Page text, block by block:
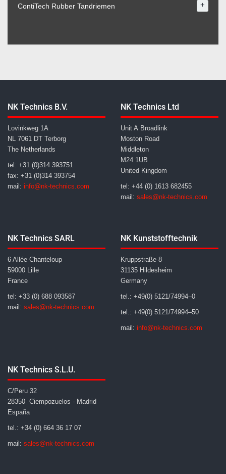
ContiTech Rubber Tandriemen +
NK Technics B.V.
Lovinkweg 1A
NL 7061 DT Terborg
The Netherlands
tel: +31 (0)314 393751
fax: +31 (0)314 393754
mail: info@nk-technics.com
NK Technics Ltd
Unit A Broadlink
Moston Road
Middleton
M24 1UB
United Kingdom
tel: +44 (0) 1613 682455
mail: sales@nk-technics.com
NK Technics SARL
6 Allée Chanteloup
59000 Lille
France
tel: +33 (0) 688 093587
mail: sales@nk-technics.com
NK Kunststofftechnik
Kruppstraße 8
31135 Hildesheim
Germany
tel.: +49(0) 5121/74994–0
tel.: +49(0) 5121/74994–50
mail: info@nk-technics.com
NK Technics S.L.U.
C/Peru 32
28350 Ciempozuelos - Madrid
España
tel.: +34 (0) 664 36 17 07
mail: sales@nk-technics.com